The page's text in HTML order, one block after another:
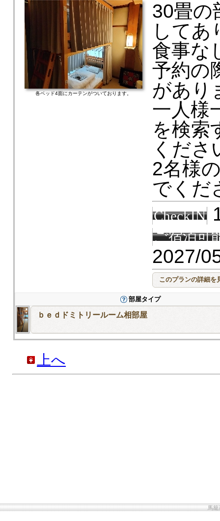
各ベッド4面にカーテンがついております。
30畳の
してあ
食事な
予約の
があり
一人様
を検索
くださ
2名様
でくだ
CheckIN
ご宿泊可
2027/
部屋タイプ
ｂｅｄドミトリールーム相部屋
上へ
馬籠